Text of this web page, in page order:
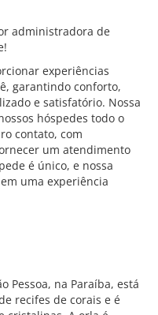
administradora de
experiências
garantindo conforto,
e satisfatório. Nossa
hóspedes todo o
contato, com
um atendimento
é único, e nossa
uma experiência
Pessoa, na Paraíba, está
recifes de corais e é